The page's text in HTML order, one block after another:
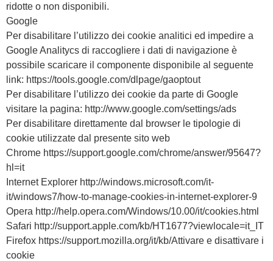
ridotte o non disponibili.
Google
Per disabilitare l’utilizzo dei cookie analitici ed impedire a
Google Analitycs di raccogliere i dati di navigazione è
possibile scaricare il componente disponibile al seguente
link: https://tools.google.com/dlpage/gaoptout
Per disabilitare l’utilizzo dei cookie da parte di Google
visitare la pagina: http://www.google.com/settings/ads
Per disabilitare direttamente dal browser le tipologie di
cookie utilizzate dal presente sito web
Chrome https://support.google.com/chrome/answer/95647?
hl=it
Internet Explorer http://windows.microsoft.com/it-
it/windows7/how-to-manage-cookies-in-internet-explorer-9
Opera http://help.opera.com/Windows/10.00/it/cookies.html
Safari http://support.apple.com/kb/HT1677?viewlocale=it_IT
Firefox https://support.mozilla.org/it/kb/Attivare e disattivare i
cookie